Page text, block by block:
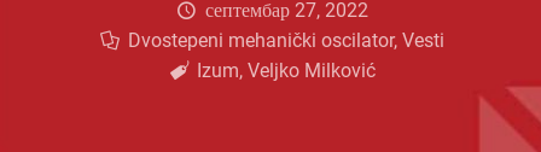
септембар 27, 2022
Dvostepeni mehanički oscilator,Vesti
Izum,Veljko Milković